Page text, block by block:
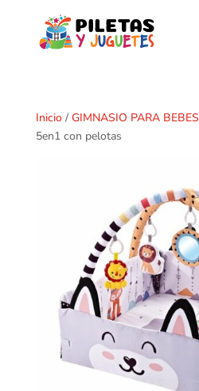
Inicio/ GIMNASIO PARA BEBES
5en1 con pelotas